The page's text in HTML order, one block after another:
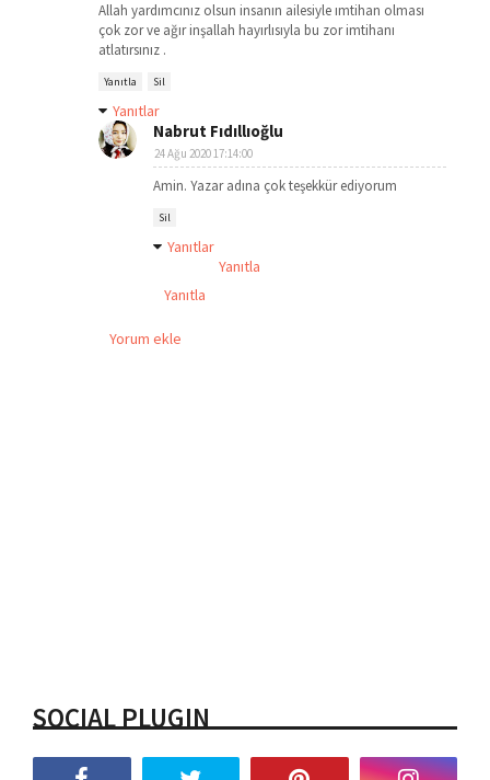
Allah yardımcınız olsun insanın ailesiyle ımtihan olması
çok zor ve ağır inşallah hayırlısıyla bu zor imtihanı
atlatırsınız .
Yanıtla Sil
Yanıtlar
Nabrut Fıdıllıoğlu
24 Ağu 2020 17:14:00
Amin. Yazar adına çok teşekkür ediyorum
Sil
Yanıtlar
Yanıtla
Yanıtla
Yorum ekle
SOCIAL PLUGIN